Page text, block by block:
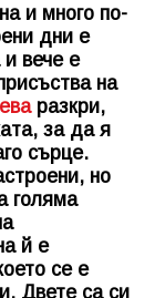
и много по-
дни е
вече е
на
разкри,
за да я
сърце.
но
голяма
й е
се е
Двете са си